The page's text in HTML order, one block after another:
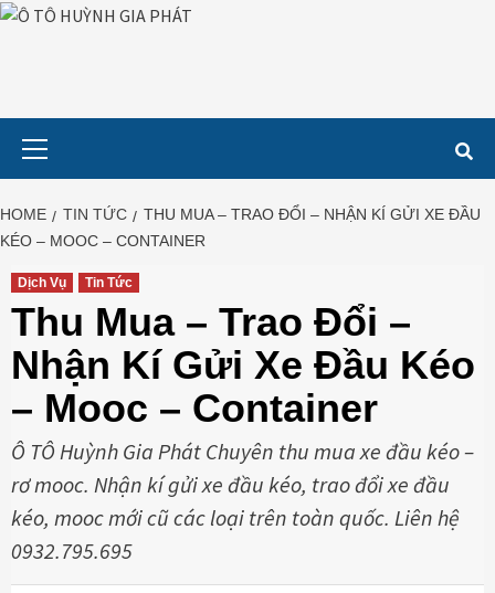
HOME TIN TỨC
THU MUA – TRAO ĐỔI – NHẬN KÍ GỬI XE ĐẦU
KÉO – MOOC – CONTAINER
Dịch Vụ Tin Tức
Thu Mua – Trao Đổi –
Nhận Kí Gửi Xe Đầu Kéo
– Mooc – Container
Ô TÔ Huỳnh Gia Phát Chuyên thu mua xe đầu kéo –
rơ mooc. Nhận kí gửi xe đầu kéo, trao đổi xe đầu
kéo, mooc mới cũ các loại trên toàn quốc. Liên hệ
0932.795.695